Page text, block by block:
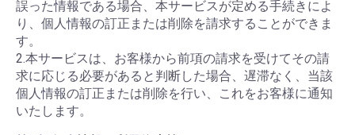
誤った情報である場合、本サービスが定める手続きによ
り、個人情報の訂正または削除を請求することができま
す。
2.本サービスは、お客様から前項の請求を受けてその請
求に応じる必要があると判断した場合、遅滞なく、当該
個人情報の訂正または削除を行い、これをお客様に通知
いたします。